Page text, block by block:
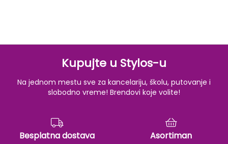
Kupujte u Stylos-u
Na jednom mestu sve za kancelariju, školu, putovanje i
slobodno vreme! Brendovi koje volite!
Besplatna dostava Asortiman